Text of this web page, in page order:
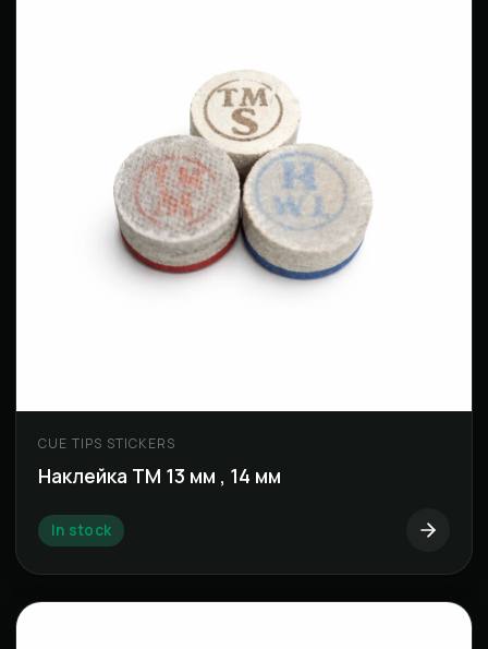
CUE TIPS STICKERS
Наклейка ТМ 13 мм , 14 мм
In stock